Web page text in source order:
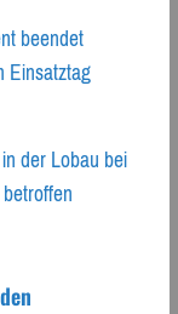
beendet
Einsatztag
der Lobau bei